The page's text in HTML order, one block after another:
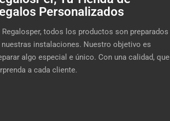
Personalizados
Regalosper, todos los productos son preparados
nuestras instalaciones. Nuestro objetivo es
algo especial e único. Con una calidad, que
a cada cliente.